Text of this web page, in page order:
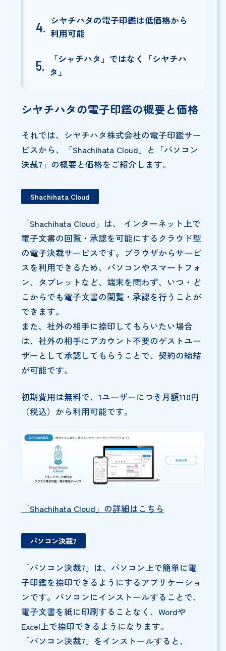
シヤチハタの電子印鑑は低価格から
利用可能
「シャチハタ」ではなく「シヤチハ
タ」
シヤチハタの電子印鑑の概要と価格
それでは、シヤチハタ株式会社の電子印鑑サー
ビスから、「Shachihata Cloud」と「パソコン
決裁7」の概要と価格をご紹介します。
Shachihata Cloud
「Shachihata Cloud」は、 インターネット上で
電子文書の回覧・承認を可能にするクラウド型
の電子決裁サービスです。ブラウザからサービ
スを利用できるため、パソコンやスマートフォ
ン、タブレットなど、端末を問わず、いつ・ど
こからでも電子文書の閲覧・承認を行うことが
できます。
また、社外の相手に捺印してもらいたい場合
は、社外の相手にアカウント不要のゲストユー
ザーとして承認してもらうことで、契約の締結
が可能です。
初期費用は無料で、1ユーザーにつき月額110円
（税込）から利用可能です。
「Shachihata Cloud」の詳細はこちら
パソコン決裁7
「パソコン決裁7」は、パソコン上で簡単に電
子印鑑を捺印できるようにするアプリケーショ
ンです。パソコンにインストールすることで、
電子文書を紙に印刷することなく、Wordや
Excel上で捺印できるようになります。
「パソコン決裁7」をインストールすると、